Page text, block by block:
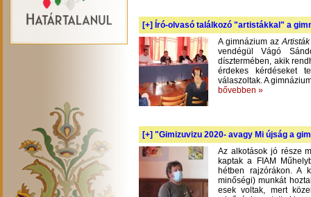
[+] Író-olvasó találkozó "artistákkal" a
A gimnázium az
vendégül Vágó
dísztermében, akik
érdekes kérdéseket
válaszoltak. A
bővebben »
[+] "Gimizuvizu 2020- avagy Mi újság a
Az alkotások jó része
kaptak a FIAM
hétben rajzórákon. A
minőségi) munkát
esek voltak, mert